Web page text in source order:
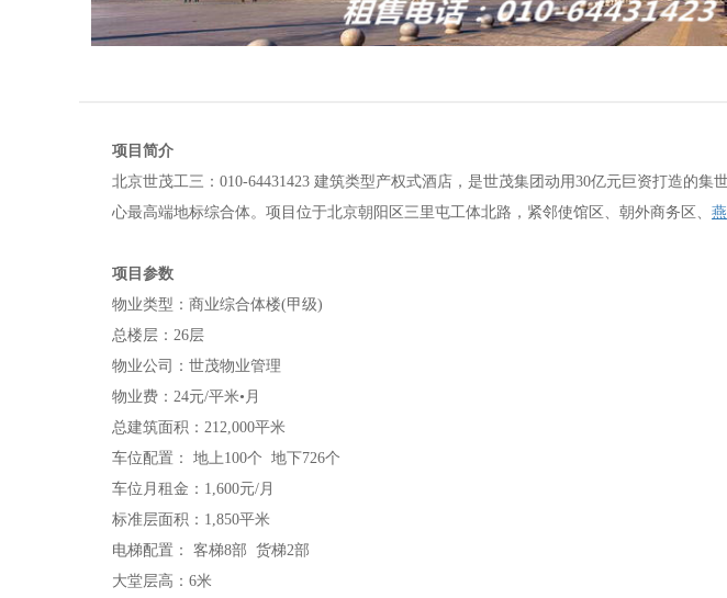
项目简介
北京世茂工三：010-64431423 建筑类型产权式酒店，是世茂集团动用30亿元巨资打造的集
心最高端地标综合体。项目位于北京朝阳区三里屯工体北路，紧邻使馆区、朝外商务区、
项目参数
物业类型：商业综合体楼(甲级)
总楼层：26层
物业公司：世茂物业管理
物业费：24元/平米•月
总建筑面积：212,000平米
车位配置： 地上100个 地下726个
车位月租金：1,600元/月
标准层面积：1,850平米
电梯配置： 客梯8部 货梯2部
大堂层高：6米